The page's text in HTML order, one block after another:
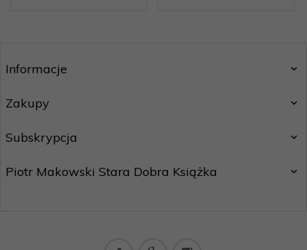
Informacje
Zakupy
Subskrypcja
Piotr Makowski Stara Dobra Książka